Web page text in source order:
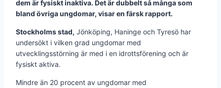
dem är fysiskt inaktiva. Det är dubbelt så många som
bland övriga ungdomar, visar en färsk rapport.
Stockholms stad, Jönköping, Haninge och Tyresö har
undersökt i vilken grad ungdomar med
utvecklingsstörning är med i en idrottsförening och är
fysiskt aktiva.
Mindre än 20 procent av ungdomar med